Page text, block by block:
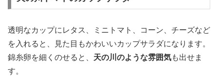
透明なカップにレタス、ミニトマト、コーン、チーズなど
を入れると、見た目もかわいいカップサラダになります。
錦糸卵を細くのせると、 天の川のような雰囲気も出せま
す。